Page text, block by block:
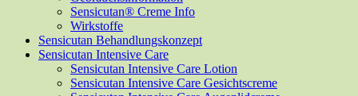
Sensicutan® Creme Info
Wirkstoffe
Sensicutan Behandlungskonzept
Sensicutan Intensive Care
Sensicutan Intensive Care Lotion
Sensicutan Intensive Care Gesichtscreme